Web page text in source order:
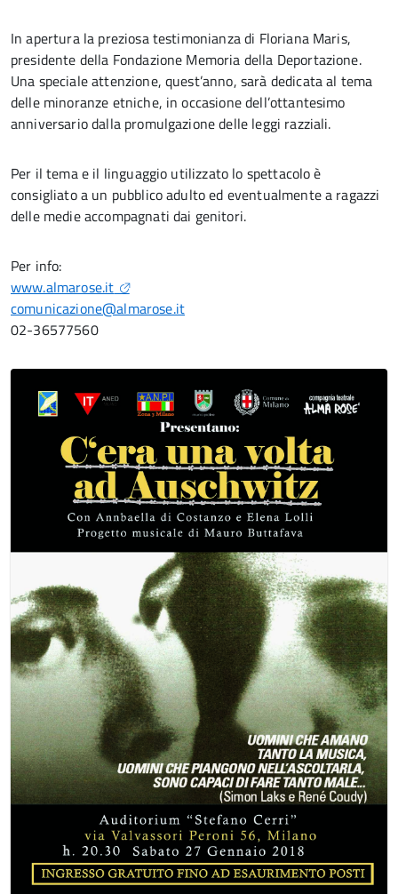
In apertura la preziosa testimonianza di Floriana Maris,
presidente della Fondazione Memoria della Deportazione.
Una speciale attenzione, quest’anno, sarà dedicata al tema
delle minoranze etniche, in occasione dell’ottantesimo
anniversario dalla promulgazione delle leggi razziali.
Per il tema e il linguaggio utilizzato lo spettacolo è
consigliato a un pubblico adulto ed eventualmente a ragazzi
delle medie accompagnati dai genitori.
Per info:
www.almarose.it
comunicazione@almarose.it
02-36577560